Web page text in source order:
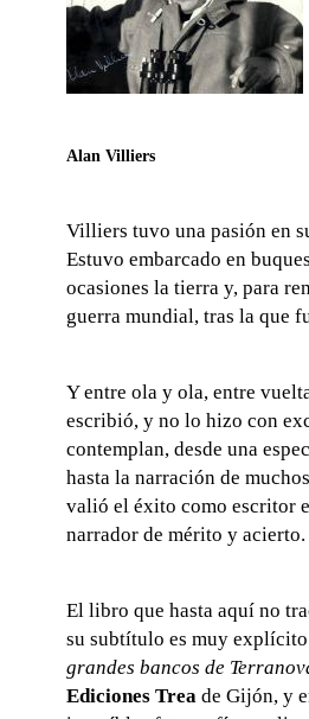
Alan Villiers
Villiers tuvo una pasión en
Estuvo embarcado en
ocasiones la tierra y, para
guerra mundial, tras la que
Y entre ola y ola, entre
escribió, y no lo hizo con
contemplan, desde una
hasta la narración de
valió el éxito como escritor
narrador de mérito y acierto.
El libro que hasta aquí no
su subtítulo es muy
grandes bancos de
Ediciones Trea de Gijón, y